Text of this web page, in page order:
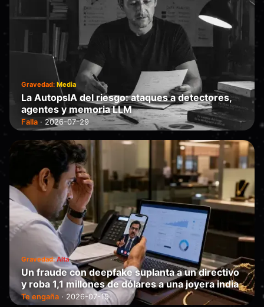
Gravedad: Media
La AutopsIA del riesgo: ataques a detectores,
agentes y memoria LLM
Falla · 2026-07-29
Gravedad:Alta
Un fraude con deepfake suplanta a un directivo
y roba 1,1 millones de dólares a una joyera india
Te engaña · 2026-07-15